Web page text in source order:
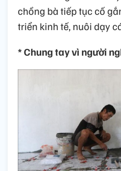
chồng bà tiếp tục cố
triển kinh tế, nuôi dạy
* Chung tay vì người